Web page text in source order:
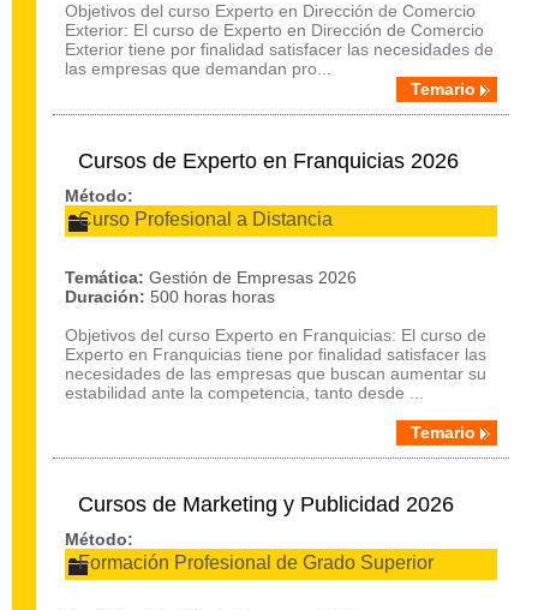
Objetivos del curso Experto en Dirección de Comercio
Exterior: El curso de Experto en Dirección de Comercio
Exterior tiene por finalidad satisfacer las necesidades de
las empresas que demandan pro...
Temario
Cursos de Experto en Franquicias 2026
Método:
Curso Profesional a Distancia
Temática: Gestión de Empresas 2026
Duración: 500 horas horas
Objetivos del curso Experto en Franquicias: El curso de
Experto en Franquicias tiene por finalidad satisfacer las
necesidades de las empresas que buscan aumentar su
estabilidad ante la competencia, tanto desde ...
Temario
Cursos de Marketing y Publicidad 2026
Método:
Formación Profesional de Grado Superior